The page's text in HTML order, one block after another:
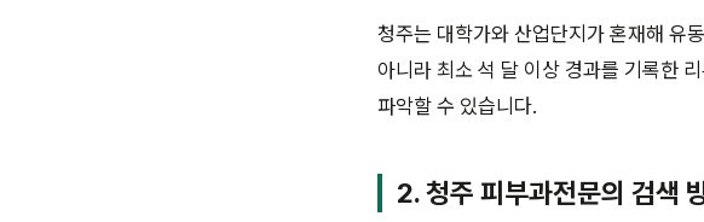
청주는 대학가와 산업단지가 혼재해 유
아니라 최소 석 달 이상 경과를 기록한
파악할 수 있습니다.
2. 청주 피부과전문의 검색